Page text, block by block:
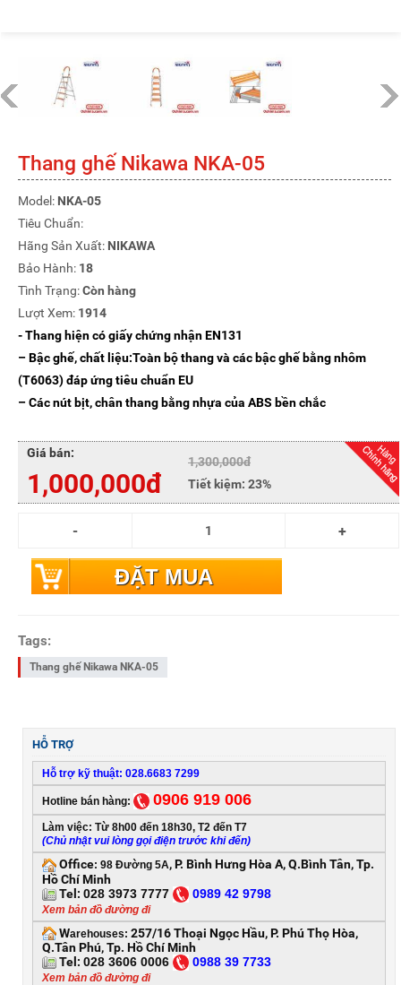
Thang ghế Nikawa NKA-05
Model: NKA-05
Tiêu Chuẩn:
Hãng Sản Xuất: NIKAWA
Bảo Hành: 18
Tình Trạng:Còn hàng
Lượt Xem: 1914
- Thang hiện có giấy chứng nhận EN131
– Bậc ghế, chất liệu:Toàn bộ thang và các bậc ghế bằng nhôm
(T6063) đáp ứng tiêu chuẩn EU
– Các nút bịt, chân thang bằng nhựa của ABS bền chắc
Giá bán:
1,000,000đ
1,300,000đ
Tiết kiệm: 23%
ĐẶT MUA
Tags:
Thang ghế Nikawa NKA-05
HỖ TRỢ
Hỗ trợ kỹ thuật: 028.6683 7299
Hotline bán hàng: 0906 919 006
Làm việc: Từ 8h00 đến 18h30, T2 đến T7
(Chủ nhật vui lòng gọi điện trước khi đến)
Office: 98 Đường 5A, P. Bình Hưng Hòa A, Q.Bình Tân, Tp.
Hồ Chí Minh
Tel: 028 3973 7777 0989 42 9798
Xem bản đồ đường đi
Warehouses: 257/16 Thoại Ngọc Hầu, P. Phú Thọ Hòa,
Q.Tân Phú, Tp. Hồ Chí Minh
Tel: 028 3606 0006 0988 39 7733
Xem bản đồ đường đi